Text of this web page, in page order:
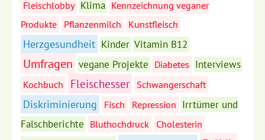
Fleischlobby Klima Kennzeichnung veganer
Produkte
Pflanzenmilch Kunstfleisch
Herzgesundheit Kinder Vitamin B12
Umfragen vegane Projekte Diabetes Interviews
Kochbuch Fleischesser Schwangerschaft
Diskriminierung Fisch Repression Irrtümer und
Falschberichte Bluthochdruck Cholesterin